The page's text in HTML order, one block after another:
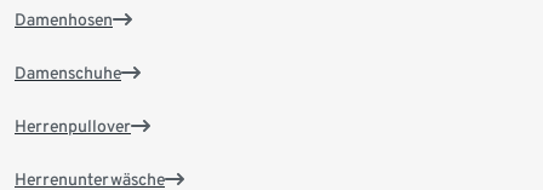
Damenhosen
Damenschuhe
Herrenpullover
Herrenunterwäsche